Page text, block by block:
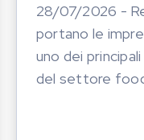
28/07/2026 -
portano le
uno dei
del settore